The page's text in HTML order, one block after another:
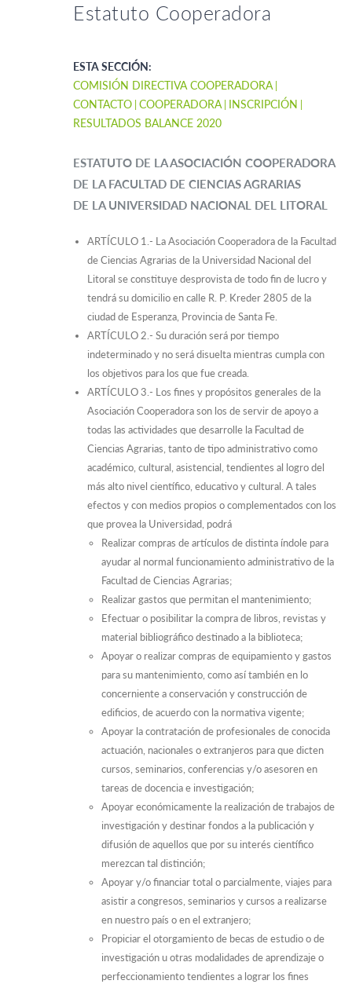
Estatuto Cooperadora
ESTA SECCIÓN:
COMISIÓN DIRECTIVA COOPERADORA
CONTACTO COOPERADORA INSCRIPCIÓN
RESULTADOS BALANCE 2020
ESTATUTO DE LA ASOCIACIÓN COOPERADORA
DE LA FACULTAD DE CIENCIAS AGRARIAS
DE LA UNIVERSIDAD NACIONAL DEL LITORAL
ARTÍCULO 1.- La Asociación Cooperadora de la Facultad
de Ciencias Agrarias de la Universidad Nacional del
Litoral se constituye desprovista de todo fin de lucro y
tendrá su domicilio en calle R. P. Kreder 2805 de la
ciudad de Esperanza, Provincia de Santa Fe.
ARTÍCULO 2.- Su duración será por tiempo
indeterminado y no será disuelta mientras cumpla con
los objetivos para los que fue creada.
ARTÍCULO 3.- Los fines y propósitos generales de la
Asociación Cooperadora son los de servir de apoyo a
todas las actividades que desarrolle la Facultad de
Ciencias Agrarias, tanto de tipo administrativo como
académico, cultural, asistencial, tendientes al logro del
más alto nivel científico, educativo y cultural. A tales
efectos y con medios propios o complementados con los
que provea la Universidad, podrá
Realizar compras de artículos de distinta índole para
ayudar al normal funcionamiento administrativo de la
Facultad de Ciencias Agrarias;
Realizar gastos que permitan el mantenimiento;
Efectuar o posibilitar la compra de libros, revistas y
material bibliográfico destinado a la biblioteca;
Apoyar o realizar compras de equipamiento y gastos
para su mantenimiento, como así también en lo
concerniente a conservación y construcción de
edificios, de acuerdo con la normativa vigente;
Apoyar la contratación de profesionales de conocida
actuación, nacionales o extranjeros para que dicten
cursos, seminarios, conferencias y/o asesoren en
tareas de docencia e investigación;
Apoyar económicamente la realización de trabajos de
investigación y destinar fondos a la publicación y
difusión de aquellos que por su interés científico
merezcan tal distinción;
Apoyar y/o financiar total o parcialmente, viajes para
asistir a congresos, seminarios y cursos a realizarse
en nuestro país o en el extranjero;
Propiciar el otorgamiento de becas de estudio o de
investigación u otras modalidades de aprendizaje o
perfeccionamiento tendientes a lograr los fines